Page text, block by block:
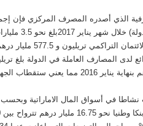
الذي أصدره المصرف المركزي فإن
الجديدة التي
نشاطا في أسواق المال الاماراتية